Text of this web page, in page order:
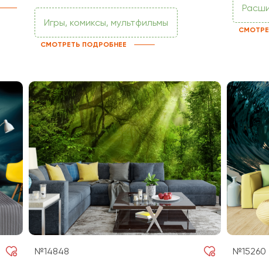
Игры, комиксы, мультфильмы
СМОТРЕТЬ ПОДРОБНЕЕ
№14848 №15260